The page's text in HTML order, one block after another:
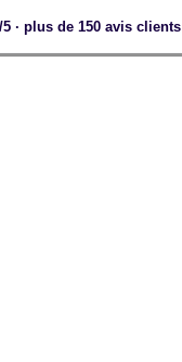
personnalisée
5 · plus de 150 avis clients